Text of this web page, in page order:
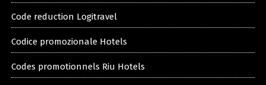
Code reduction Logitravel
Codice promozionale Hotels
Codes promotionnels Riu Hotels